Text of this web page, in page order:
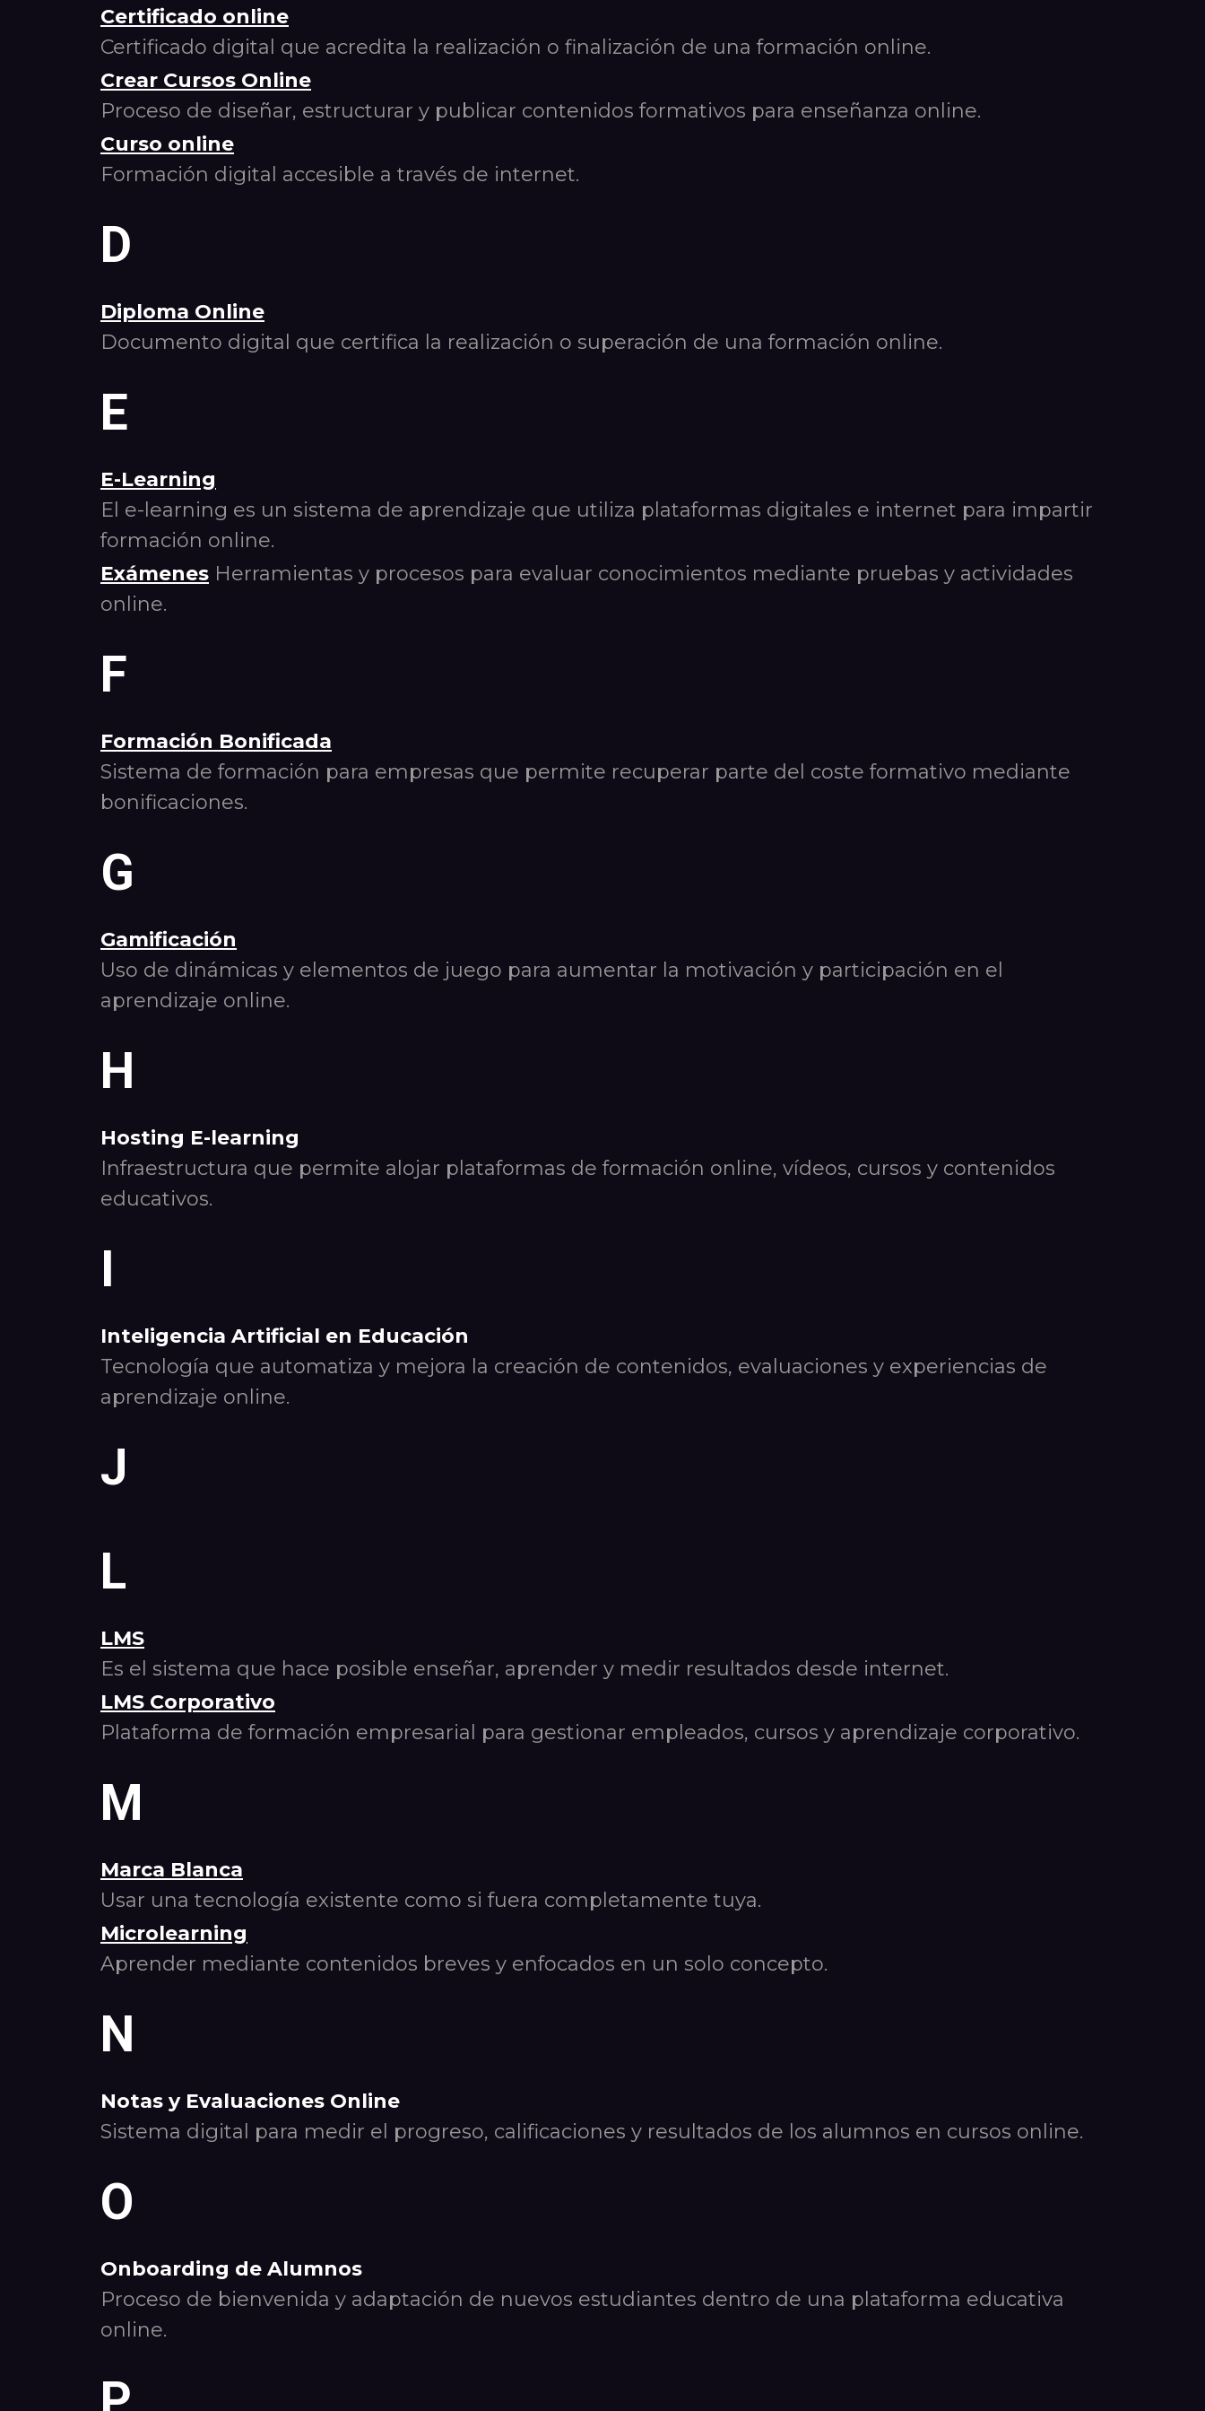
Certificado online
Certificado digital que acredita la realización o finalización de una formación online.
Crear Cursos Online
Proceso de diseñar, estructurar y publicar contenidos formativos para enseñanza online.
Curso online
Formación digital accesible a través de internet.
D
Diploma Online
Documento digital que certifica la realización o superación de una formación online.
E
E-Learning
El e-learning es un sistema de aprendizaje que utiliza plataformas digitales e internet para impartir
formación online.
Exámenes Herramientas y procesos para evaluar conocimientos mediante pruebas y actividades
online.
F
Formación Bonificada
Sistema de formación para empresas que permite recuperar parte del coste formativo mediante
bonificaciones.
G
Gamificación
Uso de dinámicas y elementos de juego para aumentar la motivación y participación en el
aprendizaje online.
H
Hosting E-learning
Infraestructura que permite alojar plataformas de formación online, vídeos, cursos y contenidos
educativos.
I
Inteligencia Artificial en Educación
Tecnología que automatiza y mejora la creación de contenidos, evaluaciones y experiencias de
aprendizaje online.
J
L
LMS
Es el sistema que hace posible enseñar, aprender y medir resultados desde internet.
LMS Corporativo
Plataforma de formación empresarial para gestionar empleados, cursos y aprendizaje corporativo.
M
Marca Blanca
Usar una tecnología existente como si fuera completamente tuya.
Microlearning
Aprender mediante contenidos breves y enfocados en un solo concepto.
N
Notas y Evaluaciones Online
Sistema digital para medir el progreso, calificaciones y resultados de los alumnos en cursos online.
O
Onboarding de Alumnos
Proceso de bienvenida y adaptación de nuevos estudiantes dentro de una plataforma educativa
online.